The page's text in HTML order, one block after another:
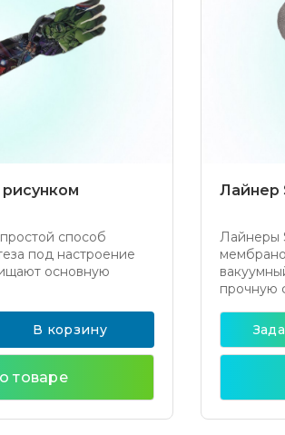
способ
под настроение
основную
В корзину
товаре
Лайнер
Лайнеры
прочную